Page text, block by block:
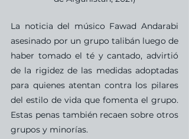
La noticia del músico Fawad Andarabi
asesinado por un grupo talibán luego de
haber tomado el té y cantado, advirtió
de la rigidez de las medidas adoptadas
para quienes atentan contra los pilares
del estilo de vida que fomenta el grupo.
Estas penas también recaen sobre otros
grupos y minorías.